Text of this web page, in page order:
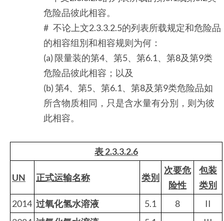
危险品彼此相容。
# 不论上文2.3.3.2.5的列表所载规定和危险品
的相容组別和相容规则为何：
(a) 限量装的第4、第5、第6.1、第8及第9类
危险品彼此相容；以及
(b) 第4、第5、第6.1、第8及第9类危险品如
所含物质相同，只是含水量有分別，则为彼
此相容。
表 2.3.3.2.6
UN 正式运输名称 类別
次要危
险性
包装
类別
2014 过氧化氢水溶液 5.1 8
II